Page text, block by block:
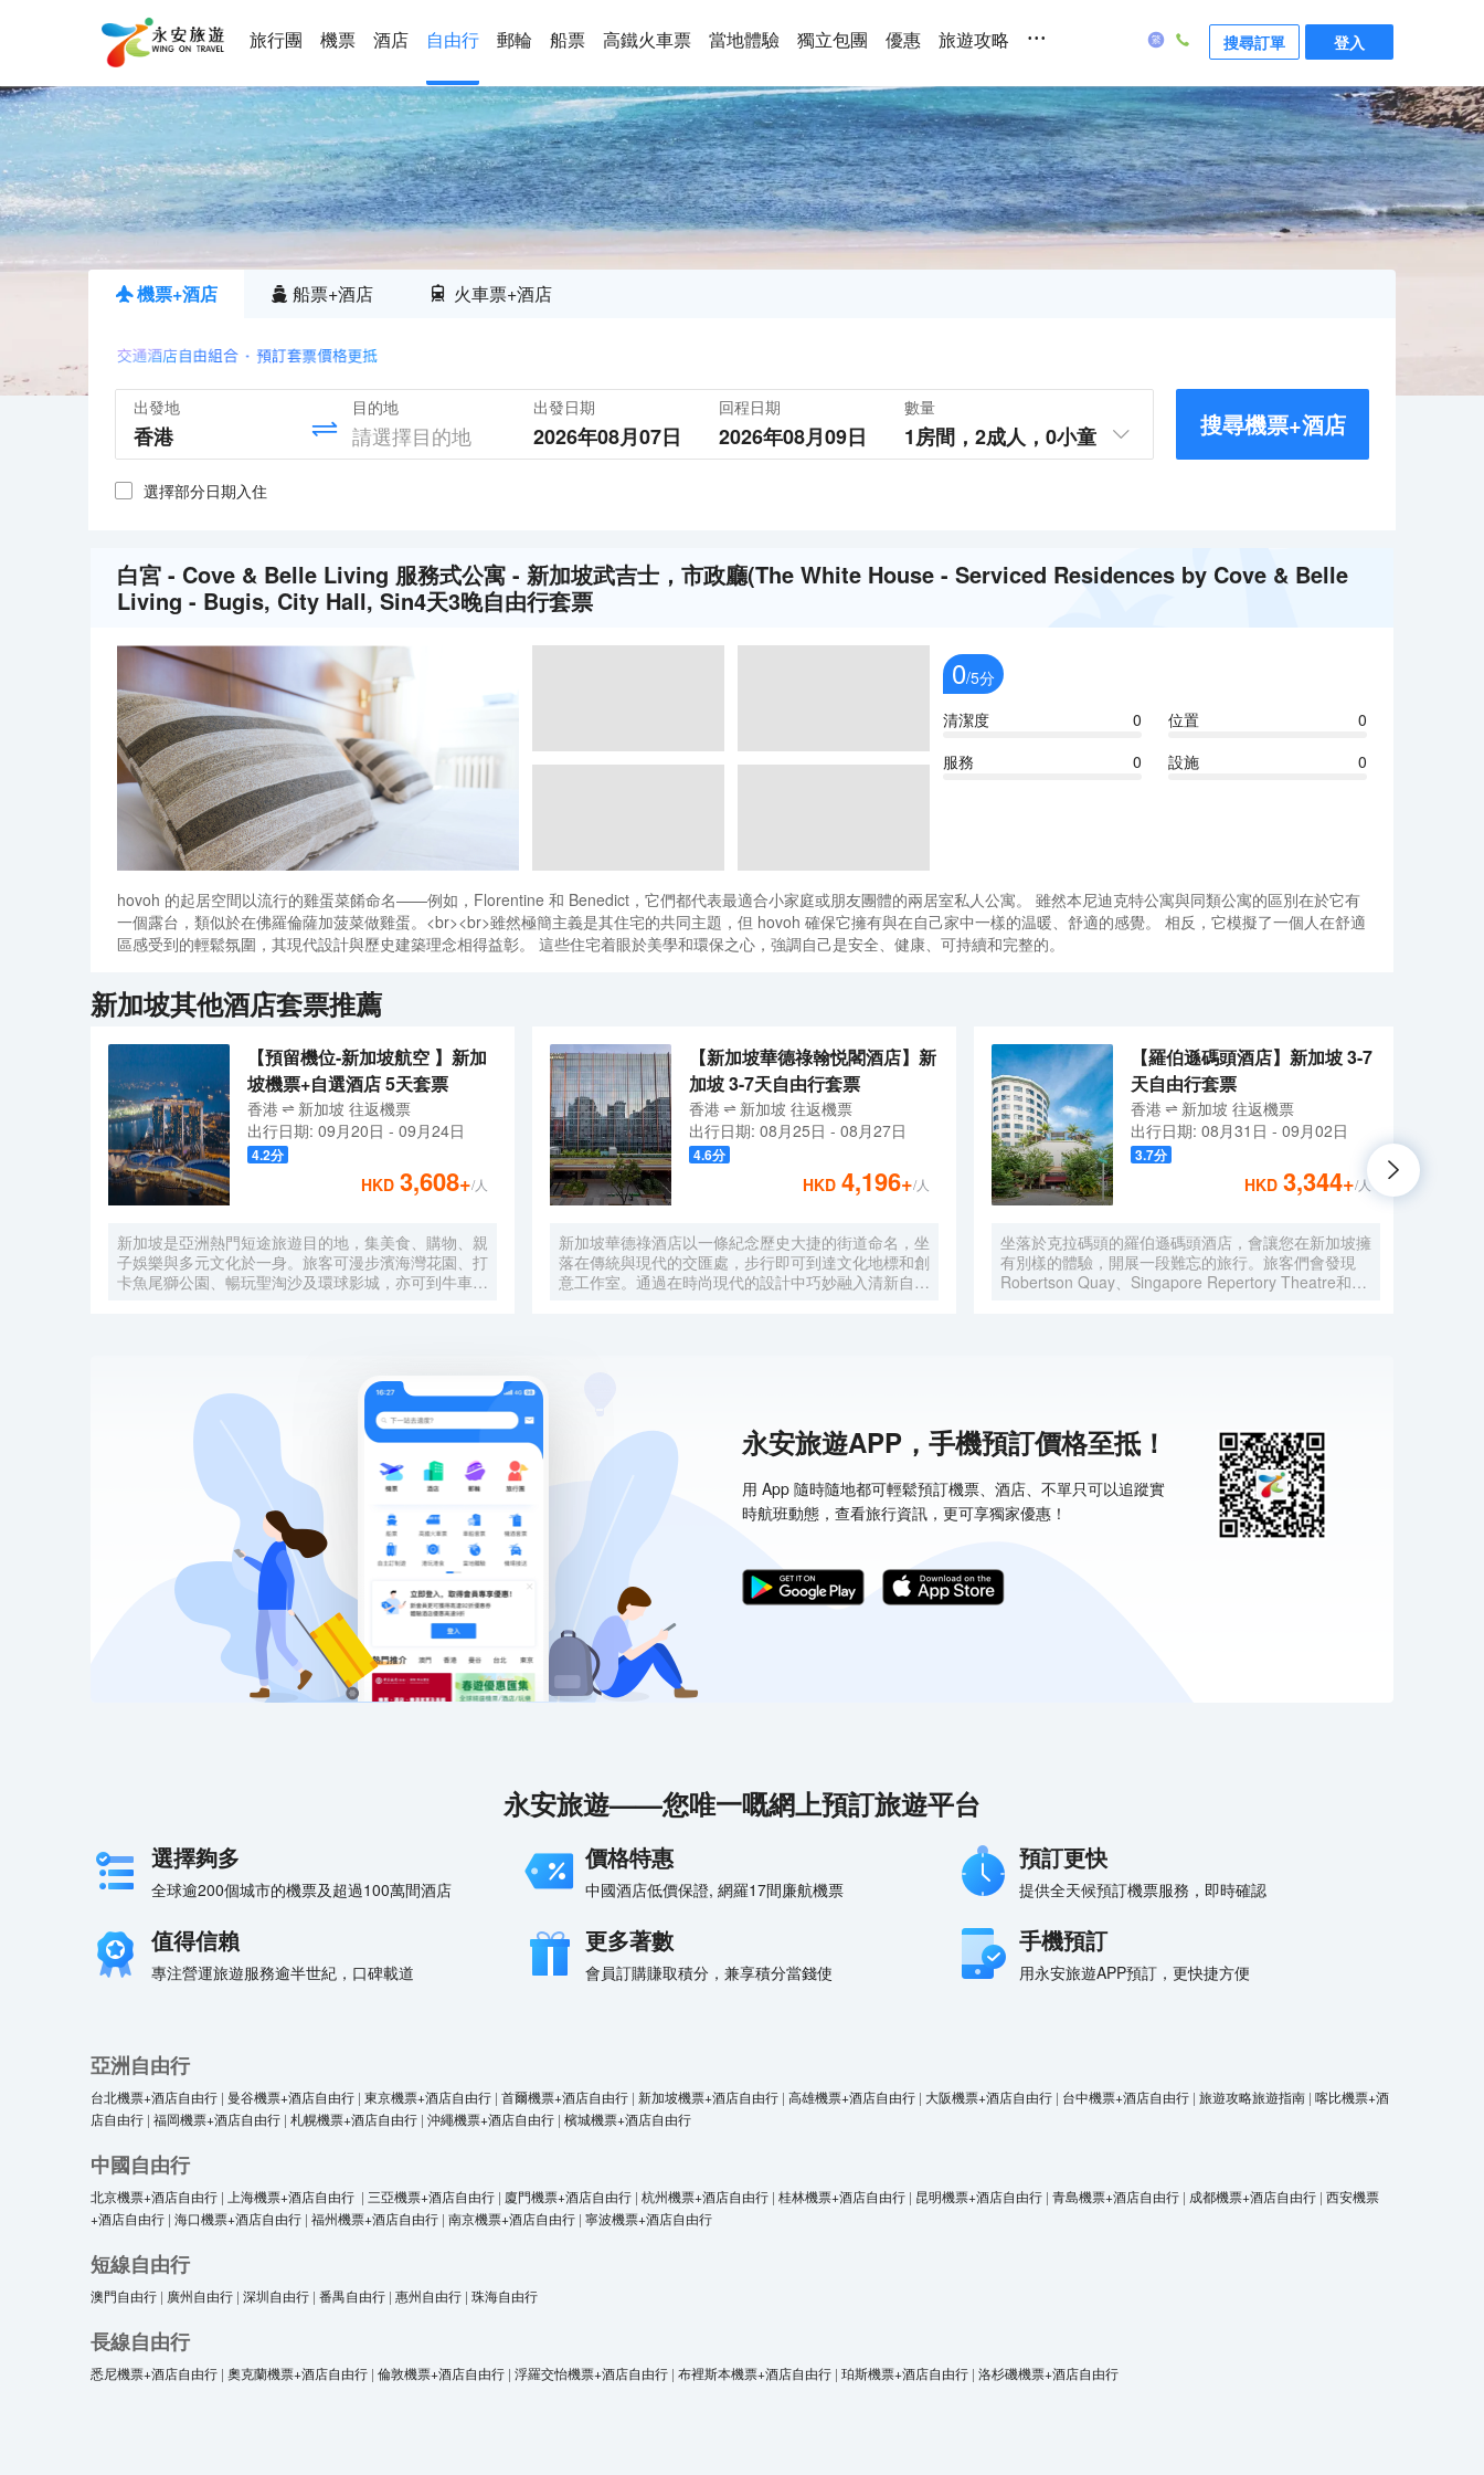
旅行團 機票 酒店 自由行 郵輪 船票 高鐵火車票 當地體驗 獨立包團 優惠 旅遊攻略 ... 搜尋訂單 登入
機票+酒店 船票+酒店 火車票+酒店
出發地 目的地 出發日期
2026年08月07日
回程日期
2026年08月09日
數量
1房間， 2成人， 0小童 搜尋機票+酒店
選擇部分日期入住
白宮 - Cove & Belle Living 服務式公寓 - 新加坡武吉士，市政廳(The White House - Serviced Residences by Cove & Belle
Living - Bugis, City Hall, Sin4天3晚自由行套票
0/5分
清潔度
0 位置
0
服務
0 設施 0
hovoh 的起居空間以流行的雞蛋菜餚命名——例如，Florentine 和 Benedict，它們都代表最適合小家庭或朋友團體的兩居室私人公寓。 雖然本尼迪克特公寓與同類公寓的區別在於它有
一個露台，類似於在佛羅倫薩加菠菜做雞蛋。<br><br>雖然極簡主義是其住宅的共同主題，但 hovoh 確保它擁有與在自己家中一樣的温暖、舒適的感覺。 相反，它模擬了一個人在舒適
區感受到的輕鬆氛圍，其現代設計與歷史建築理念相得益彰。 這些住宅着眼於美學和環保之心，強調自己是安全、健康、可持續和完整的。
新加坡其他酒店套票推薦
【預留機位-新加坡航空 】新加
坡機票+自選酒店 5天套票
香港 新加坡 往返機票
出行日期: 09月20日 - 09月24日
4.2分
HKD 3,608+/人
新加坡是亞洲熱門短途旅遊目的地，集美食、購物、親
子娛樂與多元文化於一身。旅客可漫步濱海灣花園、打
卡魚尾獅公園、暢玩聖淘沙及環球影城，亦可到牛車
【新加坡華德祿翰悦閣酒店】新
加坡 3-7天自由行套票
香港 新加坡 往返機票
出行日期: 08月25日 - 08月27日
4.6分
HKD 4,196+/人
新加坡華德祿酒店以一條紀念歷史大捷的街道命名，坐
落在傳統與現代的交匯處，步行即可到達文化地標和創
意工作室。通過在時尚現代的設計中巧妙融入清新自然
【羅伯遜碼頭酒店】新加坡 3-7
天自由行套票
香港 新加坡 往返機票
出行日期: 08月31日 - 09月02日
3.7分
HKD 3,344+/人
坐落於克拉碼頭的羅伯遜碼頭酒店，會讓您在新加坡擁
有別樣的體驗，開展一段難忘的旅行。旅客們會發現
Robertson Quay、Singapore Repertory Theatre和新
說，若是厭倦了酒店的餐飲，附近的Odette
Restaurant（西餐）和Waku Ghin by Tetsuya
Wakuda(濱海灣金沙店)（日本料理）或許能勾起您的
食慾，他們家的家傳甜菜根和醃牡丹蝦配海膽和魚子醬
均深受好評，Corner House（西餐）的美食也不錯
哦！ 在您的空閒時間，可以在室外泳池和健身室進行
作人員瞭解當地風土人情的相關信息。
永安旅遊APP，手機預訂價格至抵！
用 App 隨時隨地都可輕鬆預訂機票、酒店、不單只可以追蹤實
時航班動態，查看旅行資訊，更可享獨家優惠！
永安旅遊——您唯一嘅網上預訂旅遊平台
選擇夠多
全球逾200個城市的機票及超過100萬間酒店
價格特惠
中國酒店低價保證, 網羅17間廉航機票
預訂更快
提供全天候預訂機票服務，即時確認
值得信賴
專注營運旅遊服務逾半世紀，口碑載道
更多著數
會員訂購賺取積分，兼享積分當錢使
手機預訂
用永安旅遊APP預訂，更快捷方便
亞洲自由行
台北機票+酒店自由行 | 曼谷機票+酒店自由行 | 東京機票+酒店自由行 | 首爾機票+酒店自由行 | 新加坡機票+酒店自由行 | 高雄機票+酒店自由行 | 大阪機票+酒店自由行 | 台中機票+酒店自由行 | 旅遊攻略旅遊指南 | 喀比機票+酒
店自由行 | 福岡機票+酒店自由行 | 札幌機票+酒店自由行 | 沖繩機票+酒店自由行 | 檳城機票+酒店自由行
中國自由行
北京機票+酒店自由行 | 上海機票+酒店自由行 | 三亞機票+酒店自由行 | 廈門機票+酒店自由行 | 杭州機票+酒店自由行 | 桂林機票+酒店自由行 | 昆明機票+酒店自由行 | 青島機票+酒店自由行 | 成都機票+酒店自由行 | 西安機票
+酒店自由行 | 海口機票+酒店自由行 | 福州機票+酒店自由行 | 南京機票+酒店自由行 | 寧波機票+酒店自由行
短線自由行
澳門自由行 | 廣州自由行 | 深圳自由行 | 番禺自由行 | 惠州自由行 | 珠海自由行
長線自由行
悉尼機票+酒店自由行 | 奧克蘭機票+酒店自由行 | 倫敦機票+酒店自由行 | 浮羅交怡機票+酒店自由行 | 布裡斯本機票+酒店自由行 | 珀斯機票+酒店自由行 | 洛杉磯機票+酒店自由行